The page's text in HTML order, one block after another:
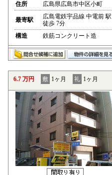
住所
広島県広島市中区小町
最寄駅
広島電鉄宇品線 中電前 駅
徒歩 7分
構造
鉄筋コンクリート造
6.7 万円 敷 1ヶ月 礼 1ヶ月